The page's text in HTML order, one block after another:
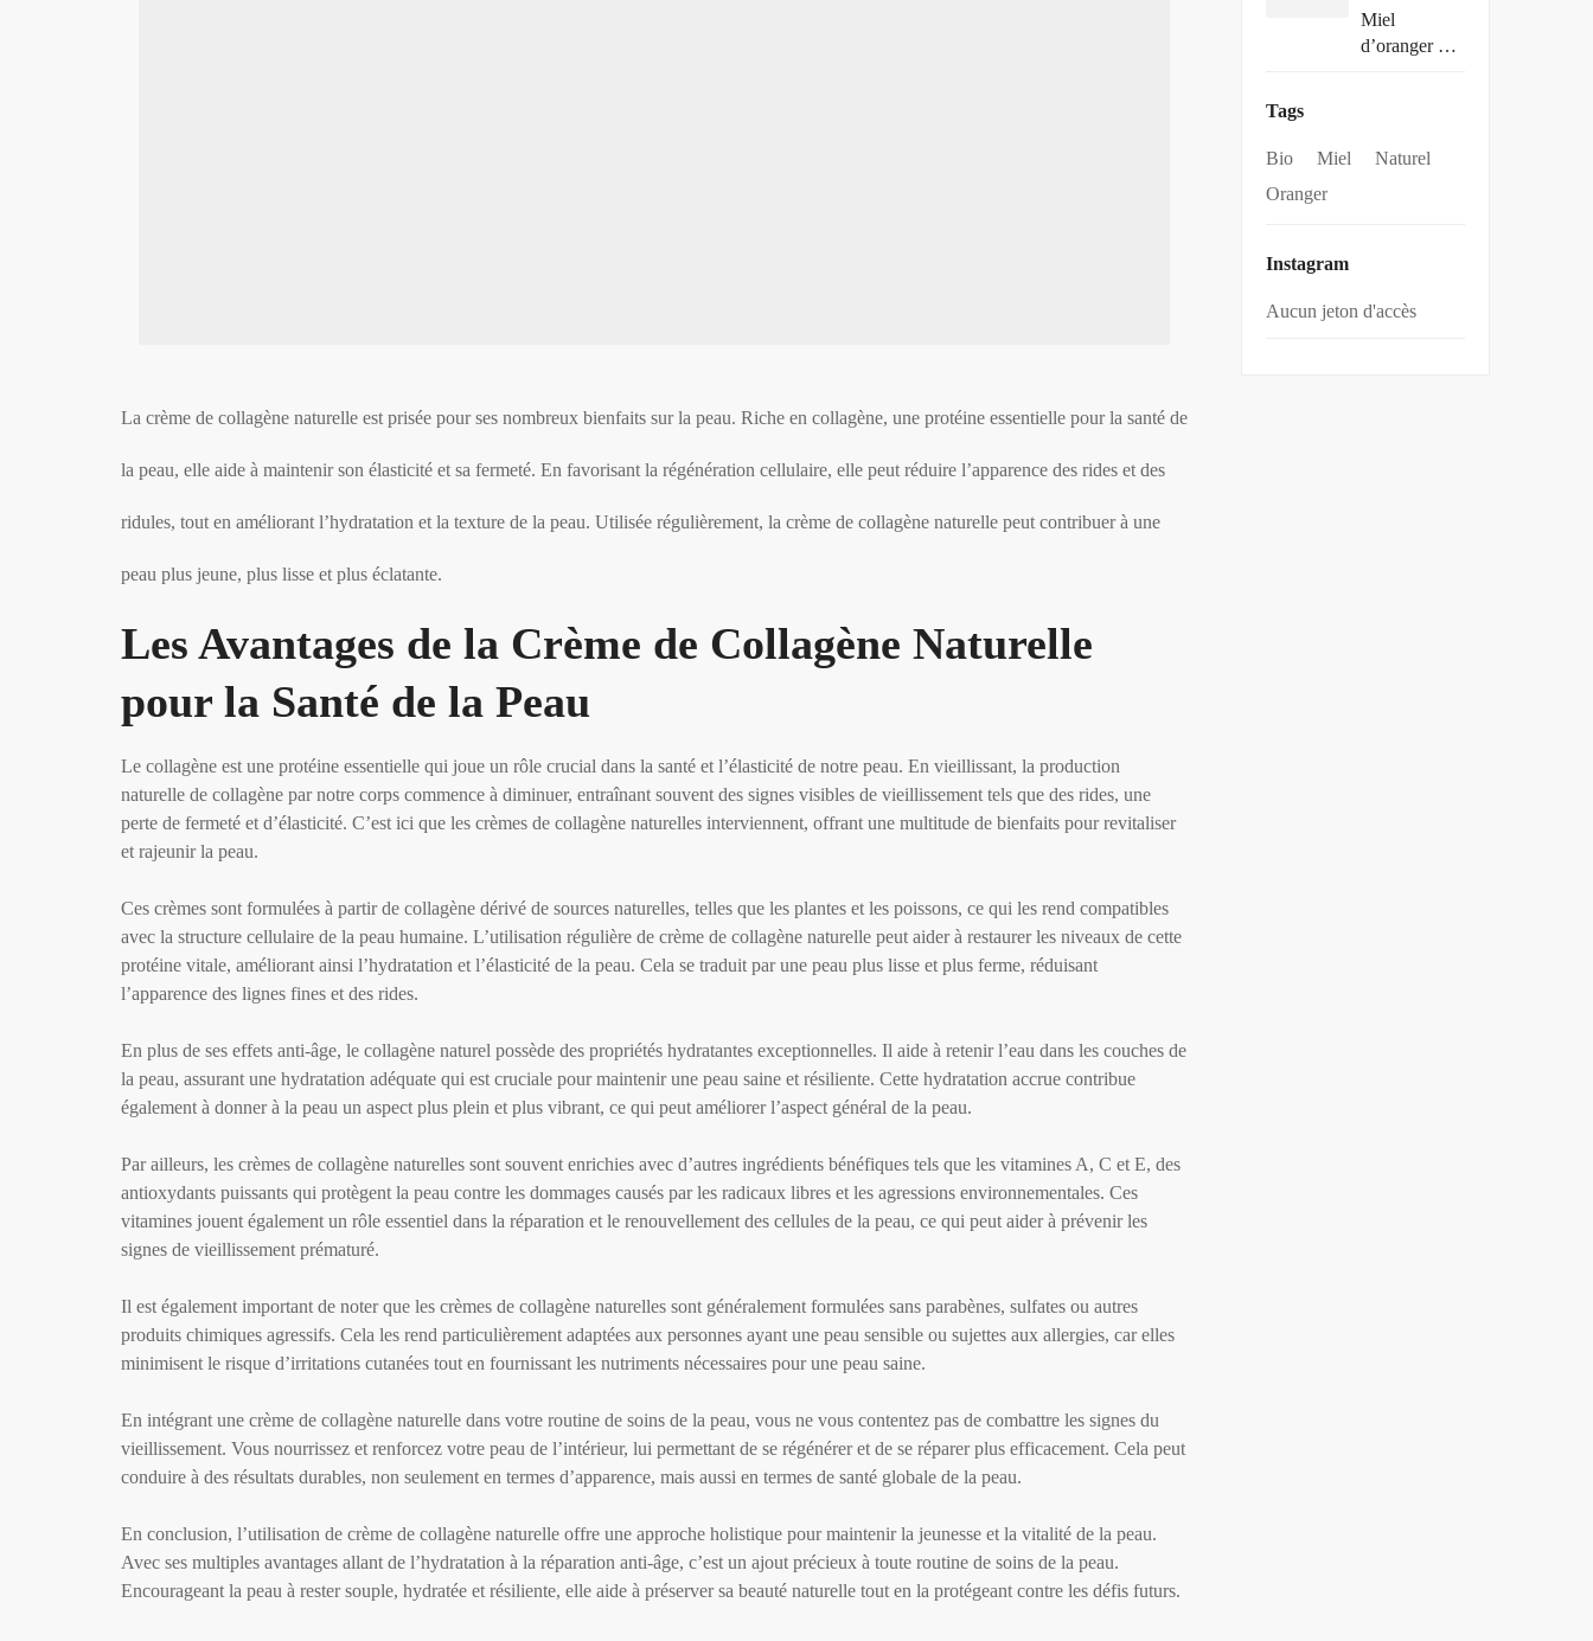
La crème de collagène naturelle est prisée pour ses nombreux bienfaits sur la peau. Riche en collagène, une protéine essentielle pour la santé de
la peau, elle aide à maintenir son élasticité et sa fermeté. En favorisant la régénération cellulaire, elle peut réduire l’apparence des rides et des
ridules, tout en améliorant l’hydratation et la texture de la peau. Utilisée régulièrement, la crème de collagène naturelle peut contribuer à une
peau plus jeune, plus lisse et plus éclatante.
Les Avantages de la Crème de Collagène Naturelle
pour la Santé de la Peau
Le collagène est une protéine essentielle qui joue un rôle crucial dans la santé et l’élasticité de notre peau. En vieillissant, la production
naturelle de collagène par notre corps commence à diminuer, entraînant souvent des signes visibles de vieillissement tels que des rides, une
perte de fermeté et d’élasticité. C’est ici que les crèmes de collagène naturelles interviennent, offrant une multitude de bienfaits pour revitaliser
et rajeunir la peau.
Ces crèmes sont formulées à partir de collagène dérivé de sources naturelles, telles que les plantes et les poissons, ce qui les rend compatibles
avec la structure cellulaire de la peau humaine. L’utilisation régulière de crème de collagène naturelle peut aider à restaurer les niveaux de cette
protéine vitale, améliorant ainsi l’hydratation et l’élasticité de la peau. Cela se traduit par une peau plus lisse et plus ferme, réduisant
l’apparence des lignes fines et des rides.
En plus de ses effets anti-âge, le collagène naturel possède des propriétés hydratantes exceptionnelles. Il aide à retenir l’eau dans les couches de
la peau, assurant une hydratation adéquate qui est cruciale pour maintenir une peau saine et résiliente. Cette hydratation accrue contribue
également à donner à la peau un aspect plus plein et plus vibrant, ce qui peut améliorer l’aspect général de la peau.
Par ailleurs, les crèmes de collagène naturelles sont souvent enrichies avec d’autres ingrédients bénéfiques tels que les vitamines A, C et E, des
antioxydants puissants qui protègent la peau contre les dommages causés par les radicaux libres et les agressions environnementales. Ces
vitamines jouent également un rôle essentiel dans la réparation et le renouvellement des cellules de la peau, ce qui peut aider à prévenir les
signes de vieillissement prématuré.
Il est également important de noter que les crèmes de collagène naturelles sont généralement formulées sans parabènes, sulfates ou autres
produits chimiques agressifs. Cela les rend particulièrement adaptées aux personnes ayant une peau sensible ou sujettes aux allergies, car elles
minimisent le risque d’irritations cutanées tout en fournissant les nutriments nécessaires pour une peau saine.
En intégrant une crème de collagène naturelle dans votre routine de soins de la peau, vous ne vous contentez pas de combattre les signes du
vieillissement. Vous nourrissez et renforcez votre peau de l’intérieur, lui permettant de se régénérer et de se réparer plus efficacement. Cela peut
conduire à des résultats durables, non seulement en termes d’apparence, mais aussi en termes de santé globale de la peau.
En conclusion, l’utilisation de crème de collagène naturelle offre une approche holistique pour maintenir la jeunesse et la vitalité de la peau.
Avec ses multiples avantages allant de l’hydratation à la réparation anti-âge, c’est un ajout précieux à toute routine de soins de la peau.
Encourageant la peau à rester souple, hydratée et résiliente, elle aide à préserver sa beauté naturelle tout en la protégeant contre les défis futurs.
Miel
d’oranger bio
Tags
Bio Miel
Naturel
Oranger
Instagram
Aucun jeton d'accès